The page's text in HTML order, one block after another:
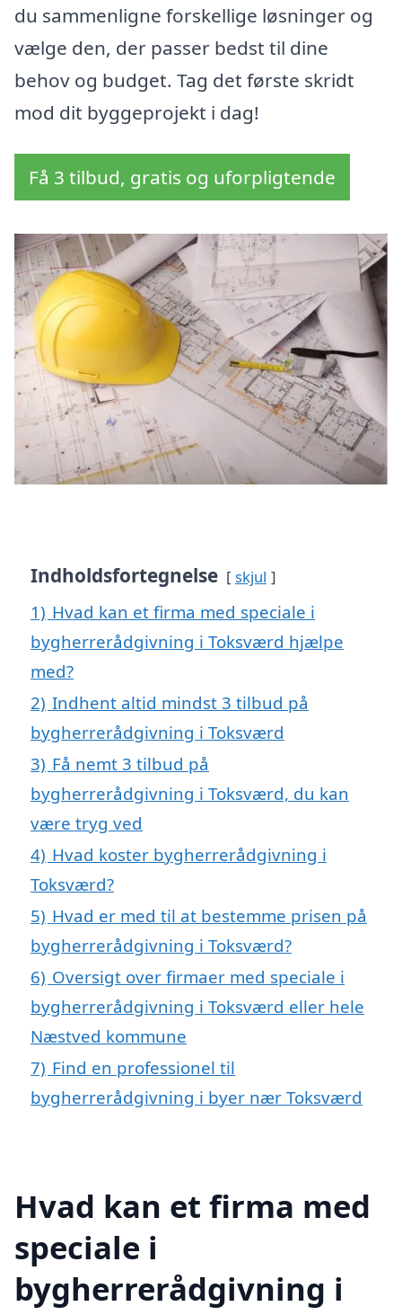
du sammenligne forskellige løsninger og
vælge den, der passer bedst til dine
behov og budget. Tag det første skridt
mod dit byggeprojekt i dag!
Få 3 tilbud, gratis og uforpligtende
Indholdsfortegnelse skjul
1) Hvad kan et firma med speciale i
bygherrerådgivning i Toksværd hjælpe
med?
2) Indhent altid mindst 3 tilbud på
bygherrerådgivning i Toksværd
3) Få nemt 3 tilbud på
bygherrerådgivning i Toksværd, du kan
være tryg ved
4) Hvad koster bygherrerådgivning i
Toksværd?
5) Hvad er med til at bestemme prisen på
bygherrerådgivning i Toksværd?
6) Oversigt over firmaer med speciale i
bygherrerådgivning i Toksværd eller hele
Næstved kommune
7) Find en professionel til
bygherrerådgivning i byer nær Toksværd
Hvad kan et firma med
speciale i
bygherrerådgivning i